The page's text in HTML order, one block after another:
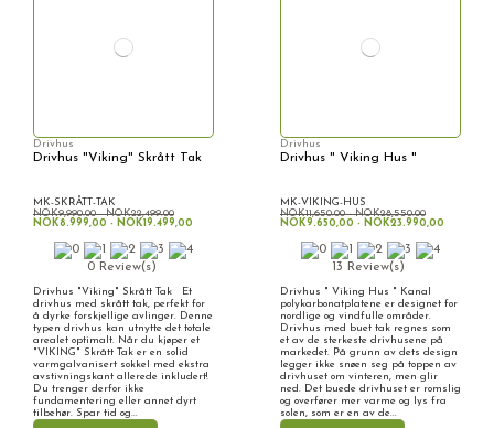
Drivhus
Drivhus "Viking" Skrått Tak
MK-SKRÅTT-TAK
NOK9,990.00 - NOK22,499.00
NOK8.999,00 - NOK19.499,00
0 Review(s)
Drivhus "Viking" Skrått Tak Et
drivhus med skrått tak, perfekt for
å dyrke forskjellige avlinger. Denne
typen drivhus kan utnytte det totale
arealet optimalt. Når du kjøper et
"VIKING" Skrått Tak er en solid
varmgalvanisert sokkel med ekstra
avstivningskant allerede inkludert!
Du trenger derfor ikke
fundamentering eller annet dyrt
tilbehør. Spar tid og...
Drivhus
Drivhus " Viking Hus "
MK-VIKING-HUS
NOK11,650.00 - NOK28,550.00
NOK9.650,00 - NOK23.990,00
13 Review(s)
Drivhus " Viking Hus " Kanal
polykarbonatplatene er designet for
nordlige og vindfulle områder.
Drivhus med buet tak regnes som
et av de sterkeste drivhusene på
markedet. På grunn av dets design
legger ikke snøen seg på toppen av
drivhuset om vinteren, men glir
ned. Det buede drivhuset er romslig
og overfører mer varme og lys fra
solen, som er en av de...